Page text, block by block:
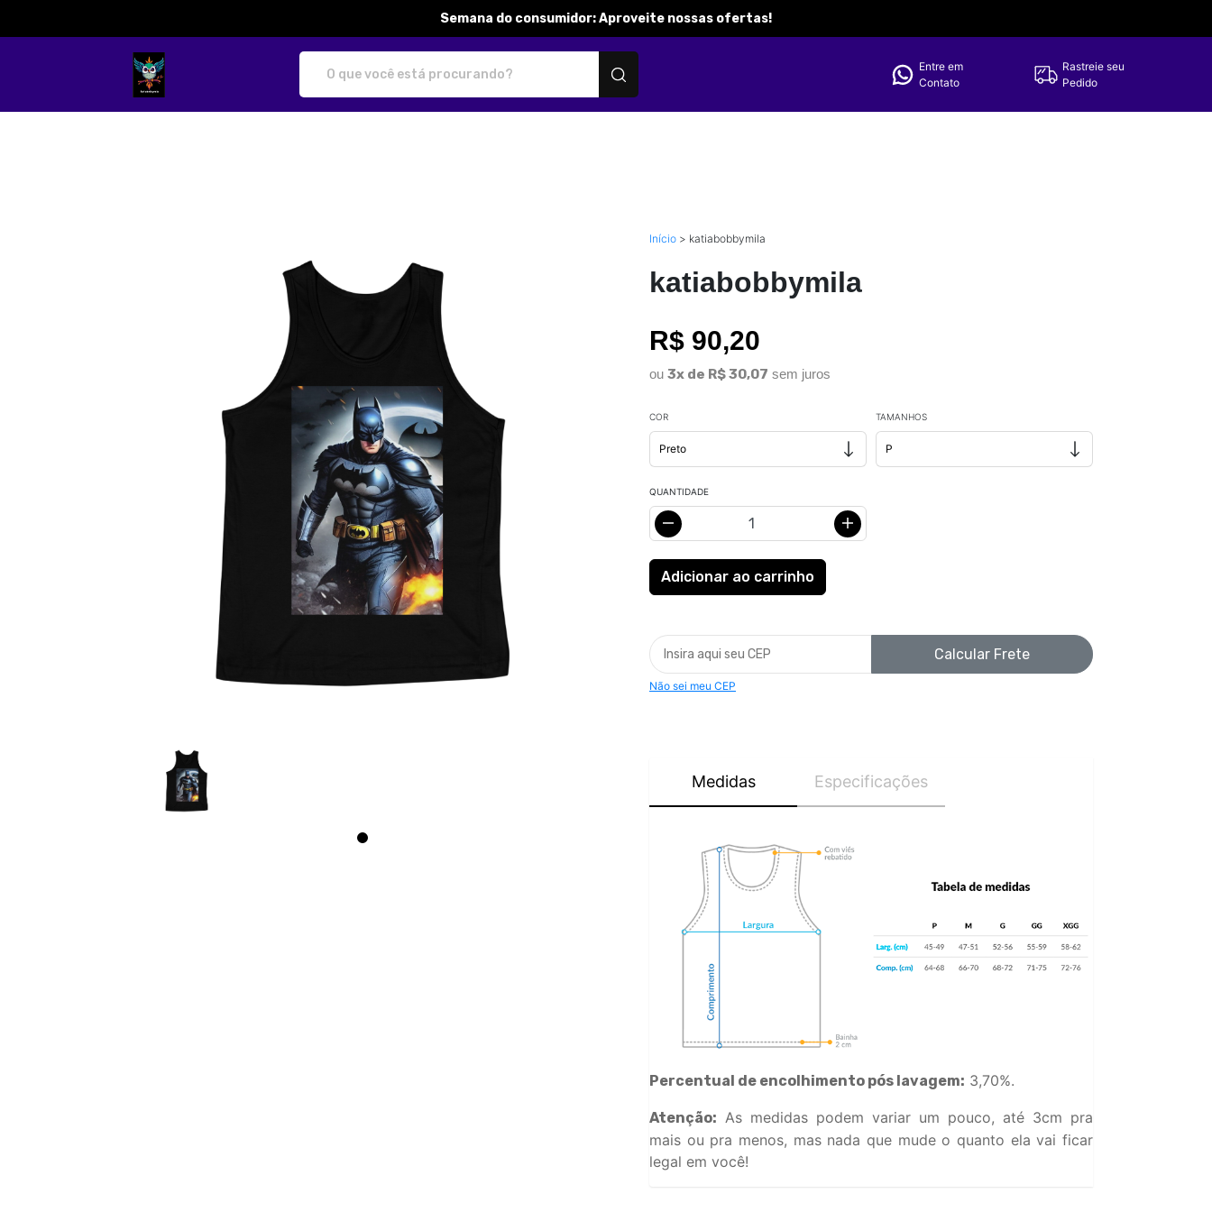
Semana do consumidor: Aproveite nossas ofertas!
Entre em
Contato
Rastreie seu
Pedido
Início > katiabobbymila
katiabobbymila
R$ 90,20
ou 3x de R$ 30,07 sem juros
COR TAMANHOS
QUANTIDADE
Calcular Frete
Não sei meu CEP
Medidas Especificações
Percentual de encolhimento pós lavagem: 3,70%.
Atenção: As medidas podem variar um pouco, até 3cm pra
mais ou pra menos, mas nada que mude o quanto ela vai ficar
legal em você!